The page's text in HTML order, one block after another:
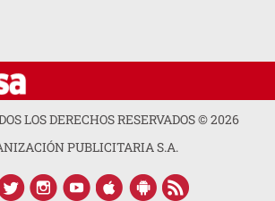
LOS DERECHOS RESERVADOS ©2026
PUBLICITARIA S.A.